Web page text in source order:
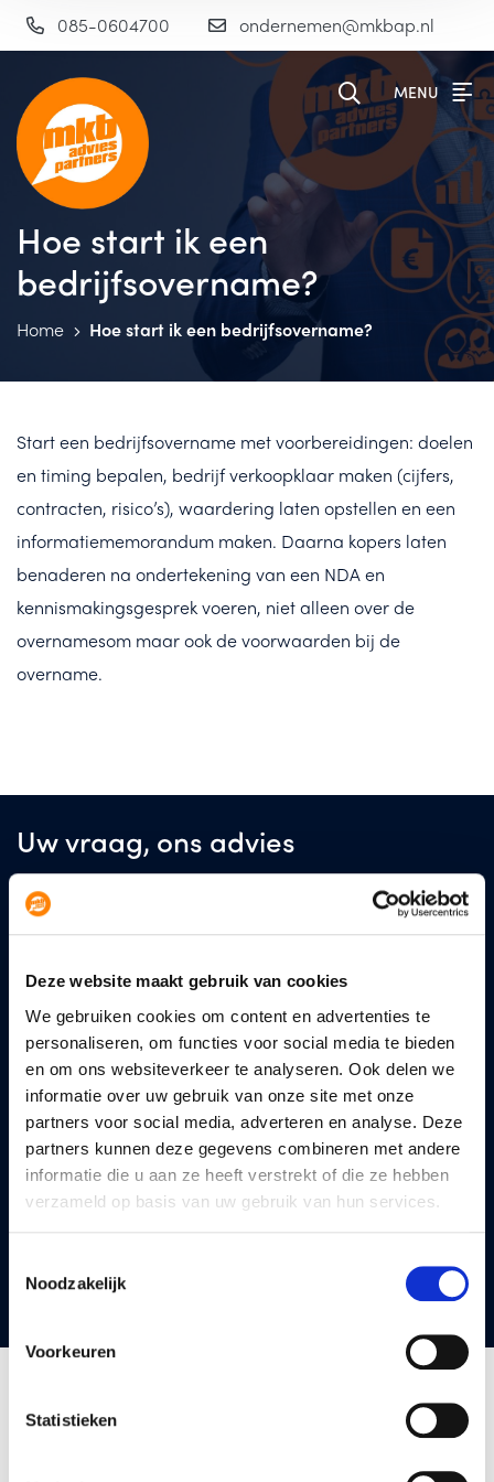
Deze website maakt gebruik van cookies
We gebruiken cookies om content en advertenties te
personaliseren, om functies voor social media te bieden
en om ons websiteverkeer te analyseren. Ook delen we
informatie over uw gebruik van onze site met onze
partners voor social media, adverteren en analyse. Deze
partners kunnen deze gegevens combineren met andere
informatie die u aan ze heeft verstrekt of die ze hebben
verzameld op basis van uw gebruik van hun services.
Noodzakelijk
Voorkeuren
Statistieken
085-0604700 ondernemen@mkbap.nl
MENU
Hoe start ik een
bedrijfsovername?
Home Hoe start ik een bedrijfsovername?
Start een bedrijfsovername met voorbereidingen: doelen
en timing bepalen, bedrijf verkoopklaar maken (cijfers,
contracten, risico’s), waardering laten opstellen en een
informatiememorandum maken. Daarna kopers laten
benaderen na ondertekening van een NDA en
kennismakingsgesprek voeren, niet alleen over de
overnamesom maar ook de voorwaarden bij de
overname.
Uw vraag, ons advies
De toekomst van uw bedrijf, dat houdt u dagelijks bezig.
Vaak zijn er uitdagingen en vraagstukken waarbij u hulp
geeft advies zoals advies bedoeld is; Praktisch,
doelmatig en effectief op basis van onze kennis, kunde,
jarenlange ervaring en met een gerichte oplossing. Het
zit bij ons in de genen.
U kunt ons bereiken via
085-0604700
ondernemen@mkbap.nl
Van Heuven Goedhartlaan 13-D | Amstelveen